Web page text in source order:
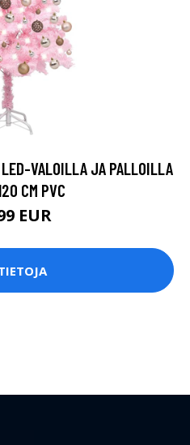
VALOILLA JA PALLOILLA
CM PVC
EUR